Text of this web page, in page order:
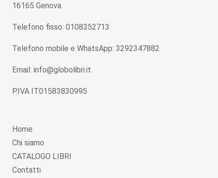
16165 Genova
Telefono fisso: 0108352713
Telefono mobile e WhatsApp: 3292347882
Email: info@globolibri.it
P.IVA IT01583830995
Home
Chi siamo
CATALOGO LIBRI
Contatti